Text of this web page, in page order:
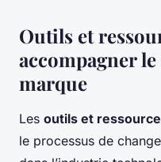
Outils et
accompagner
marque
Les outils et
le processus de